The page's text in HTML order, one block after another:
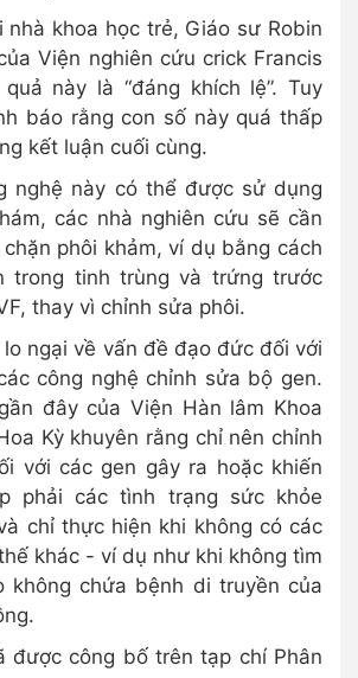
nhà khoa học trẻ, Giáo sư Robin
Viện nghiên cứu crick Francis
này là “đáng khích lệ”. Tuy
báo rằng con số này quá thấp
kết luận cuối cùng.
nghệ này có thể được sử dụng
các nhà nghiên cứu sẽ cần
phôi khảm, ví dụ bằng cách
trong tinh trùng và trứng trước
thay vì chỉnh sửa phôi.
lo ngại về vấn đề đạo đức đối với
công nghệ chỉnh sửa bộ gen.
đây của Viện Hàn lâm Khoa
Kỳ khuyên rằng chỉ nên chỉnh
với các gen gây ra hoặc khiến
phải các tình trạng sức khỏe
chỉ thực hiện khi không có các
khác - ví dụ như khi không tìm
không chứa bệnh di truyền của
được công bố trên tạp chí Phân